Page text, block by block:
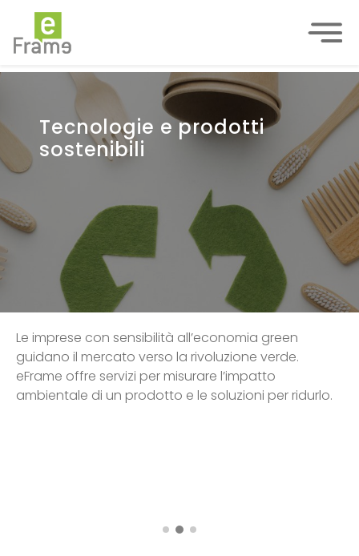
Tecnologie e prodotti
sostenibili
Le imprese con sensibilità all’economia green
guidano il mercato verso la rivoluzione verde.
eFrame offre servizi per misurare l’impatto
ambientale di un prodotto e le soluzioni per ridurlo.